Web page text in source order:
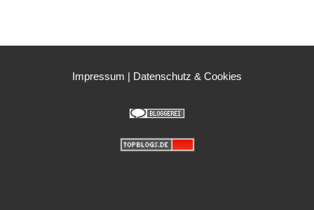
Impressum | Datenschutz & Cookies